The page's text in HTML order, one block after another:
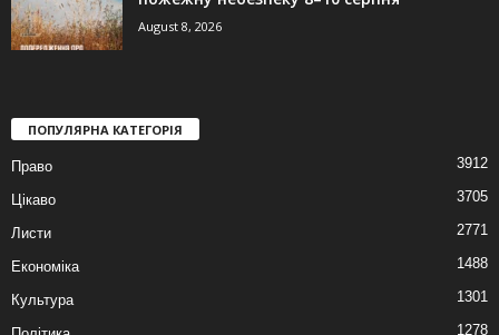
August 8, 2026
ПОПУЛЯРНА КАТЕГОРІЯ
Право 3912
Цікаво 3705
Листи 2771
Економіка 1488
Культура 1301
1278